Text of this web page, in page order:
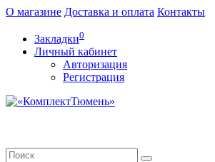
О магазине Доставка и оплата Контакты
Закладки0
Личный кабинет
Авторизация
Регистрация